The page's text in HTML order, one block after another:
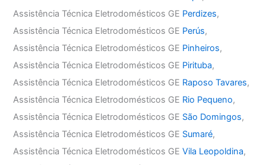
Assistência Técnica Eletrodomésticos GE Perdizes,
Assistência Técnica Eletrodomésticos GE Perús,
Assistência Técnica Eletrodomésticos GE Pinheiros,
Assistência Técnica Eletrodomésticos GE Pirituba,
Assistência Técnica Eletrodomésticos GE Raposo Tavares,
Assistência Técnica Eletrodomésticos GE Rio Pequeno,
Assistência Técnica Eletrodomésticos GE São Domingos,
Assistência Técnica Eletrodomésticos GE Sumaré,
Assistência Técnica Eletrodomésticos GEVila Leopoldina,